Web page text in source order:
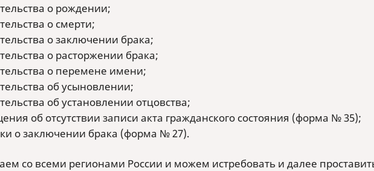
о рождении;
о смерти;
о заключении брака;
о расторжении брака;
о перемене имени;
об усыновлении;
об установлении отцовства;
об отсутствии записи акта гражданского состояния (форма № 35);
о заключении брака (форма № 27).
со всеми регионами России и можем истребовать и далее